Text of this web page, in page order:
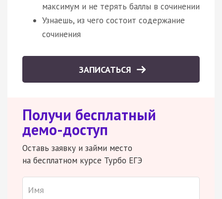
максимум и не терять баллы в сочинении
Узнаешь, из чего состоит содержание
сочинения
ЗАПИСАТЬСЯ
Получи бесплатный
демо-доступ
Оставь заявку и займи место
на бесплатном курсе Турбо ЕГЭ